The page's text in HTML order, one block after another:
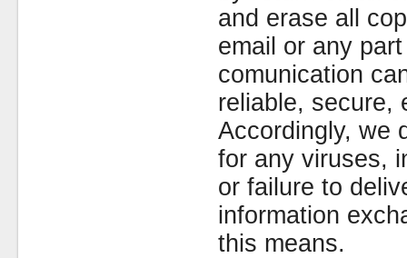
and erase all
email or any
comunication
reliable, secure,
Accordingly, we
for any viruses,
or failure to
information
this means.